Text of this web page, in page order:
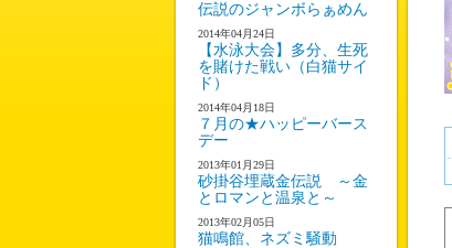
伝説のジャンボらぁめん
2014年04月24日
【水泳大会】多分、生死
を賭けた戦い（白猫サイ
ド）
2014年04月18日
７月の★ハッピーバース
デー
2013年01月29日
砂掛谷埋蔵金伝説 ～金
とロマンと温泉と～
2013年02月05日
猫鳴館、ネズミ騒動